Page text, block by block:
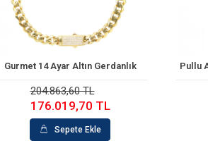
Sepete Ekle
Pullu Akıtma 8 Ayar Altın Gerdanlık
115.375,60 TL
Sepete Ekle